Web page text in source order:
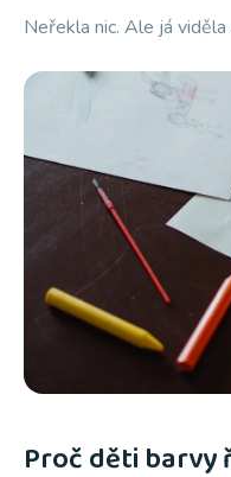
Neřekla nic. Ale já viděla
Proč děti barvy